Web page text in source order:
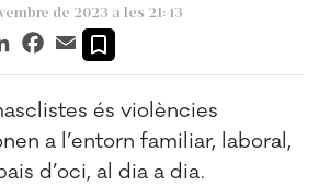
de 2023 a les 21:43
LinkedInFacebook
Email
és violències
a l’entorn familiar, laboral,
d’oci, al dia a dia.